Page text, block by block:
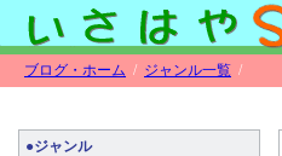
ブログ・ホーム / ジャンル一覧 /
●ジャンル